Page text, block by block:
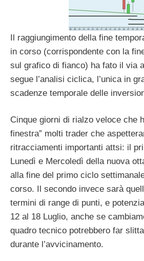
Il raggiungimento della fine
in corso (corrispondente con la
sul grafico di fianco) ha fato il via
segue l’analisi ciclica, l’unica in
scadenze temporale delle
Cinque giorni di rialzo veloce che
finestra” molti trader che
ritracciamenti importanti attsi: il
Lunedì e Mercoledì della nuova
alla fine del primo ciclo
corso. Il secondo invece sarà
termini di range di punti, e
12 al 18 Luglio, anche se
quadro tecnico potrebbero far
durante l’avvicinamento.